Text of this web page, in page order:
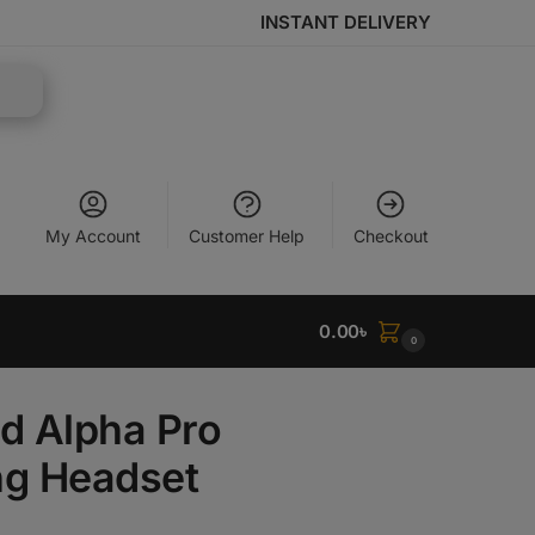
INSTANT DELIVERY
My Account Customer Help Checkout
0.00৳ 0
Alpha Pro
Headset